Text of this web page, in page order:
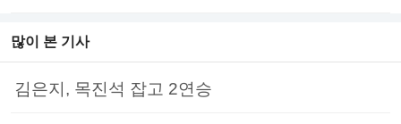
많이 본 기사
김은지, 목진석 잡고 2연승